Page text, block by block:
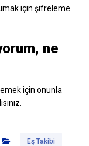
için şifreleme
ne
için onunla
Eş Takibi